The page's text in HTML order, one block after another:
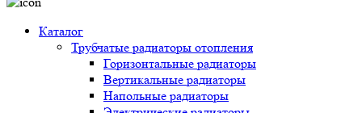
Каталог
Трубчатые радиаторы отопления
Горизонтальные радиаторы
Вертикальные радиаторы
Напольные радиаторы